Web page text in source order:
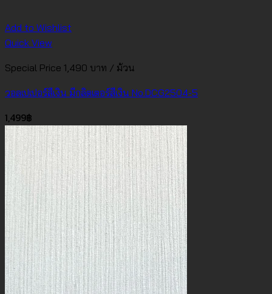
Add to Wishlist
Quick View
Special Price 1,490 บาท / ม้วน
วอลเปเปอร์สีเงิน มีกลิตเตอร์สีเงิน No.DCG2504-5
1,499฿